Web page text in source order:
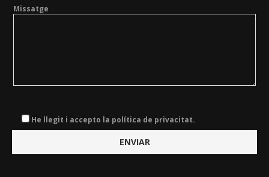
Missatge
He llegit i accepto la política de privacitat.